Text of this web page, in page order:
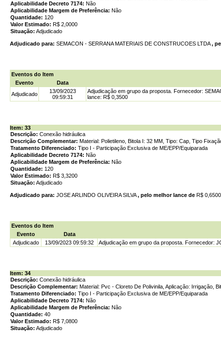
Aplicabilidade Decreto 7174: Não
Aplicabilidade Margem de Preferência: Não
Quantidade: 120
Valor Estimado: R$ 2,0000
Situação: Adjudicado
Adjudicado para: SEMACON - SERRANA MATERIAIS DE CONSTRUCOES LTDA,
Eventos do Item
Evento
Data
Adjudicado
13/09/2023
09:59:31
Adjudicação em grupo da proposta. Fornecedor:
lance: R$ 0,3500
Item: 33
Descrição: Conexão hidráulica
Descrição Complementar: Material: Polietileno, Bitola I: 32 MM, Tipo: Cap, Tipo
Tratamento Diferenciado: Tipo I - Participação Exclusiva de ME/EPP/Equiparada
Aplicabilidade Decreto 7174: Não
Aplicabilidade Margem de Preferência: Não
Quantidade: 120
Valor Estimado: R$ 3,3200
Situação: Adjudicado
Adjudicado para: JOSE ARLINDO OLIVEIRA SILVA, pelo melhor lance de R$
Eventos do Item
Evento
Data
Adjudicado
13/09/2023 09:59:32 Adjudicação em grupo da proposta. Fornecedor:
Item: 34
Descrição: Conexão hidráulica
Descrição Complementar: Material: Pvc - Cloreto De Polivinila, Aplicação: Irrigação,
Tratamento Diferenciado: Tipo I - Participação Exclusiva de ME/EPP/Equiparada
Aplicabilidade Decreto 7174: Não
Aplicabilidade Margem de Preferência: Não
Quantidade: 40
Valor Estimado: R$ 7,0800
Situação: Adjudicado